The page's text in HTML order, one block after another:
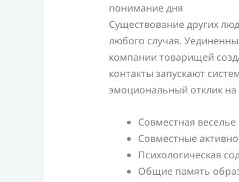
понимание дня
Существование других
любого случая.
компании товарищей
контакты запускают
эмоциональный отклик
Совместная
Совместные
Психологическая
Общие память